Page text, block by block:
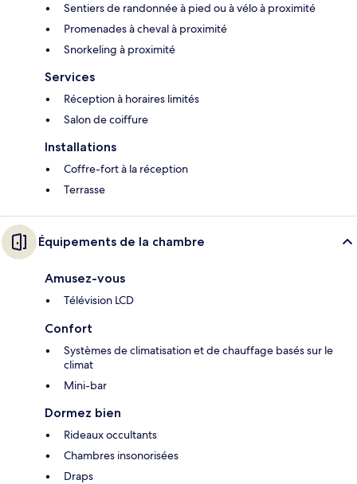
Sentiers de randonnée à pied ou à vélo à proximité
Promenades à cheval à proximité
Snorkeling à proximité
Services
Réception à horaires limités
Salon de coiffure
Installations
Coffre-fort à la réception
Terrasse
Équipements de la chambre
Amusez-vous
Télévision LCD
Confort
Systèmes de climatisation et de chauffage basés sur le
climat
Mini-bar
Dormez bien
Rideaux occultants
Chambres insonorisées
Draps